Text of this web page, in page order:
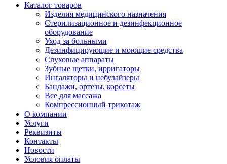
Каталог товаров
Изделия медицинского назначения
Стерилизационное и дезинфекционное
оборудование
Уход за больными
Дезинфицирующие и моющие средства
Слуховые аппараты
Зубные щетки, ирригаторы
Ингаляторы и небулайзеры
Бандажи, ортезы, корсеты
Все для массажа
Компрессионный трикотаж
О компании
Услуги
Реквизиты
Контакты
Новости
Условия оплаты